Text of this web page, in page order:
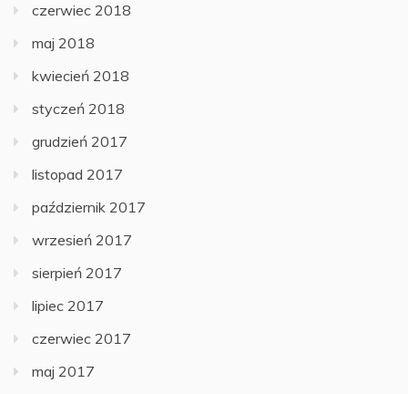
czerwiec 2018
maj 2018
kwiecień 2018
styczeń 2018
grudzień 2017
listopad 2017
październik 2017
wrzesień 2017
sierpień 2017
lipiec 2017
czerwiec 2017
maj 2017